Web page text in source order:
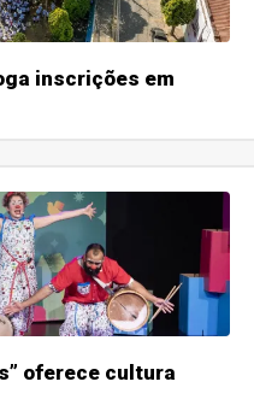
inscrições em
oferece cultura